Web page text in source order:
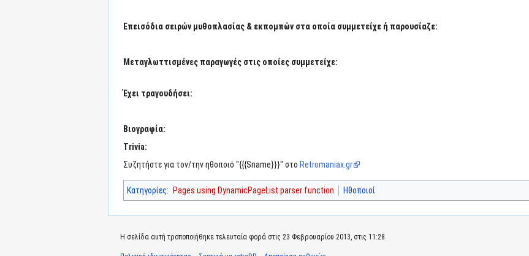
Επεισόδια σειρών μυθοπλασίας & εκπομπών στα οποία συμμετείχε ή παρουσίαζε:
Μεταγλωττισμένες παραγωγές στις οποίες συμμετείχε:
Έχει τραγουδήσει:
Βιογραφία:
Trivia:
Συζητήστε για τον/την ηθοποιό "{{{Sname}}}" στο Retromaniax.gr
Κατηγορίες: Pages using DynamicPageList parser function Ηθοποιοί
Η σελίδα αυτή τροποποιήθηκε τελευταία φορά στις 23 Φεβρουαρίου 2013, στις 11:28.